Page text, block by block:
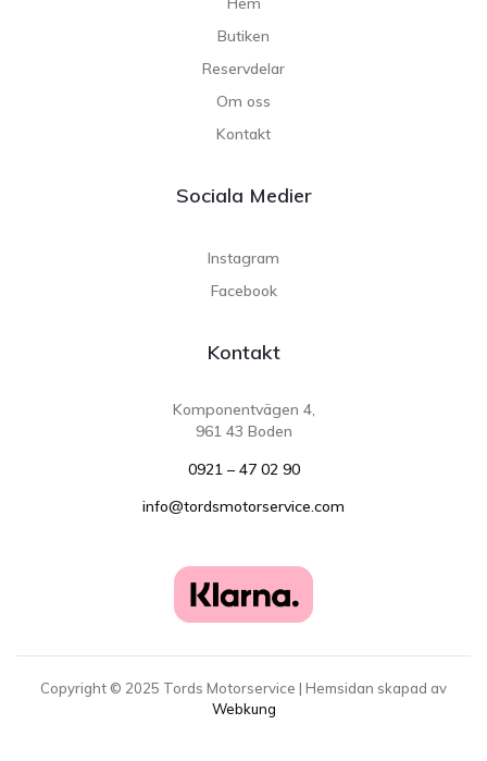
Butiken
Reservdelar
Om oss
Kontakt
Sociala Medier
Instagram
Facebook
Kontakt
Komponentvägen 4,
961 43 Boden
0921 – 47 02 90
info@tordsmotorservice.com
Copyright © 2025 Tords Motorservice | Hemsidan skapad av
Webkung